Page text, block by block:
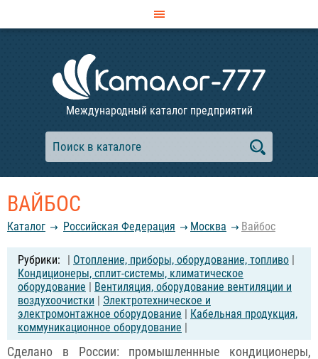
Международный каталог предприятий
ВАЙБОС
Каталог Российcкая Федерация Москва Вайбос
| Отопление, приборы, оборудование, топливо |
Кондиционеры, сплит-системы, климатическое
оборудование | Вентиляция, оборудование вентиляции и
воздухоочистки | Электротехническое и
электромонтажное оборудование | Кабельная продукция,
коммуникационное оборудование |
Сделано в России: промышленнные кондиционеры,